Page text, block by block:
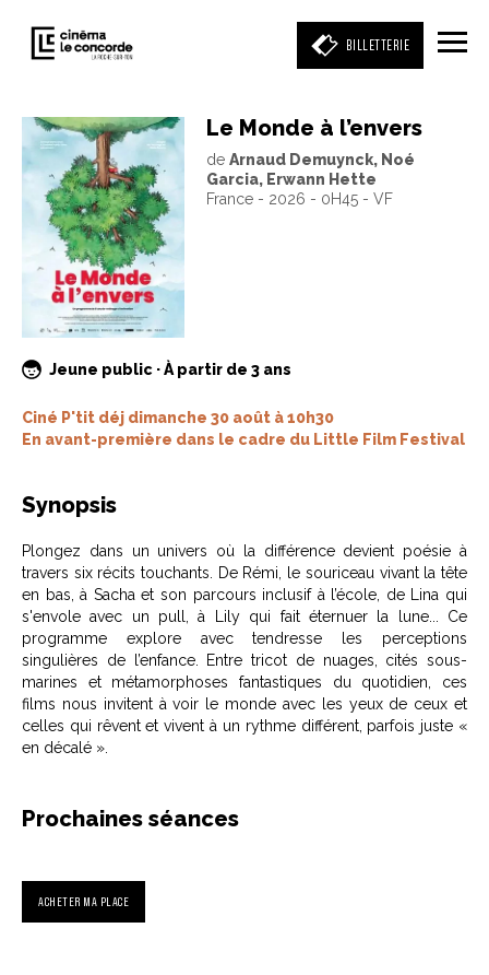
BILLETTERIE
Entrez votre mot clé
(film, réalisateur, acteur, événement)
Le Monde à l’envers
de Arnaud Demuynck, Noé
Garcia, Erwann Hette
France - 2026 - 0H45 - VF
Jeune public · À partir de 3 ans
Ciné P'tit déj dimanche 30 août à 10h30
En avant-première dans le cadre du Little Film Festival
Synopsis
Plongez dans un univers où la différence devient poésie à
travers six récits touchants. De Rémi, le souriceau vivant la tête
en bas, à Sacha et son parcours inclusif à l’école, de Lina qui
s'envole avec un pull, à Lily qui fait éternuer la lune... Ce
programme explore avec tendresse les perceptions
singulières de l’enfance. Entre tricot de nuages, cités sous-
marines et métamorphoses fantastiques du quotidien, ces
films nous invitent à voir le monde avec les yeux de ceux et
celles qui rêvent et vivent à un rythme différent, parfois juste «
en décalé ».
Prochaines séances
ACHETER MA PLACE